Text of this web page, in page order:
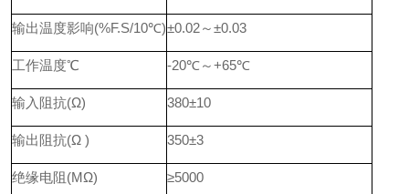
输出温度影响(%F.S/10℃)±0.02～±0.03
工作温度℃ -20℃～+65℃
输入阻抗(Ω) 380±10
输出阻抗(Ω ) 350±3
绝缘电阻(MΩ) ≥5000